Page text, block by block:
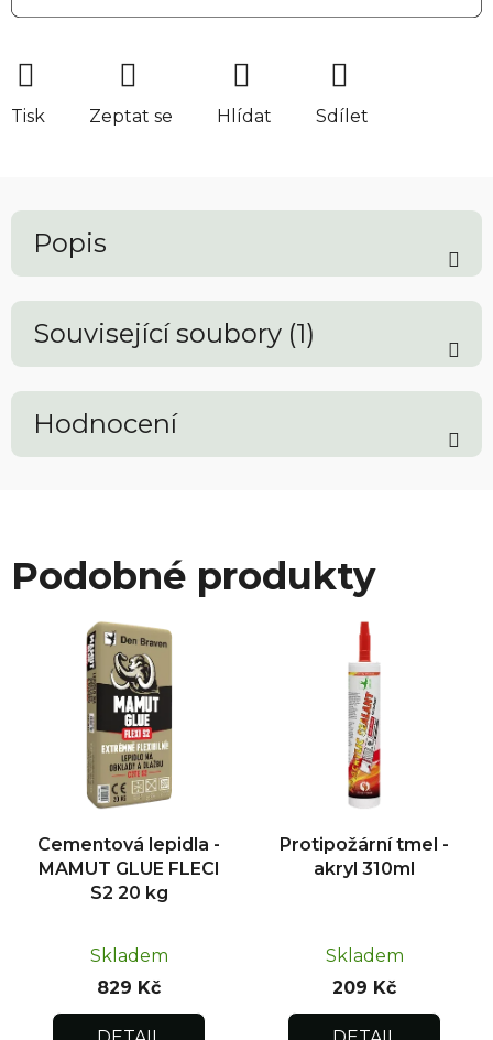
Tisk Zeptat se Hlídat Sdílet
Popis
Související soubory (1)
Hodnocení
Podobné produkty
Cementová lepidla -
MAMUT GLUE FLECI
S2 20 kg
Skladem
829 Kč
Protipožární tmel -
akryl 310ml
Skladem
209 Kč